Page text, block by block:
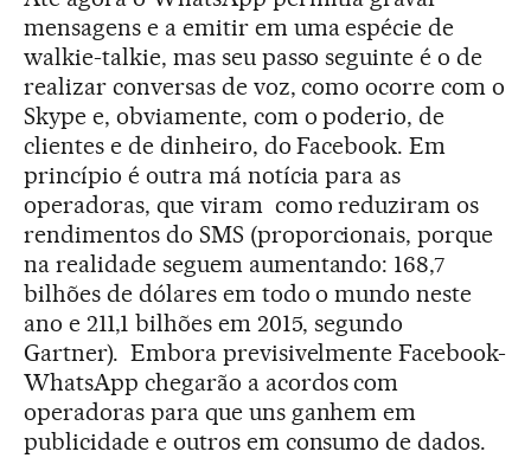
mensagens e a emitir em uma espécie de
walkie-talkie, mas seu passo seguinte é o de
realizar conversas de voz, como ocorre com o
Skype e, obviamente, com o poderio, de
clientes e de dinheiro, do Facebook. Em
princípio é outra má notícia para as
operadoras, que viram como reduziram os
rendimentos do SMS (proporcionais, porque
na realidade seguem aumentando: 168,7
bilhões de dólares em todo o mundo neste
ano e 211,1 bilhões em 2015, segundo
Gartner). Embora previsivelmente Facebook-
WhatsApp chegarão a acordos com
operadoras para que uns ganhem em
publicidade e outros em consumo de dados.